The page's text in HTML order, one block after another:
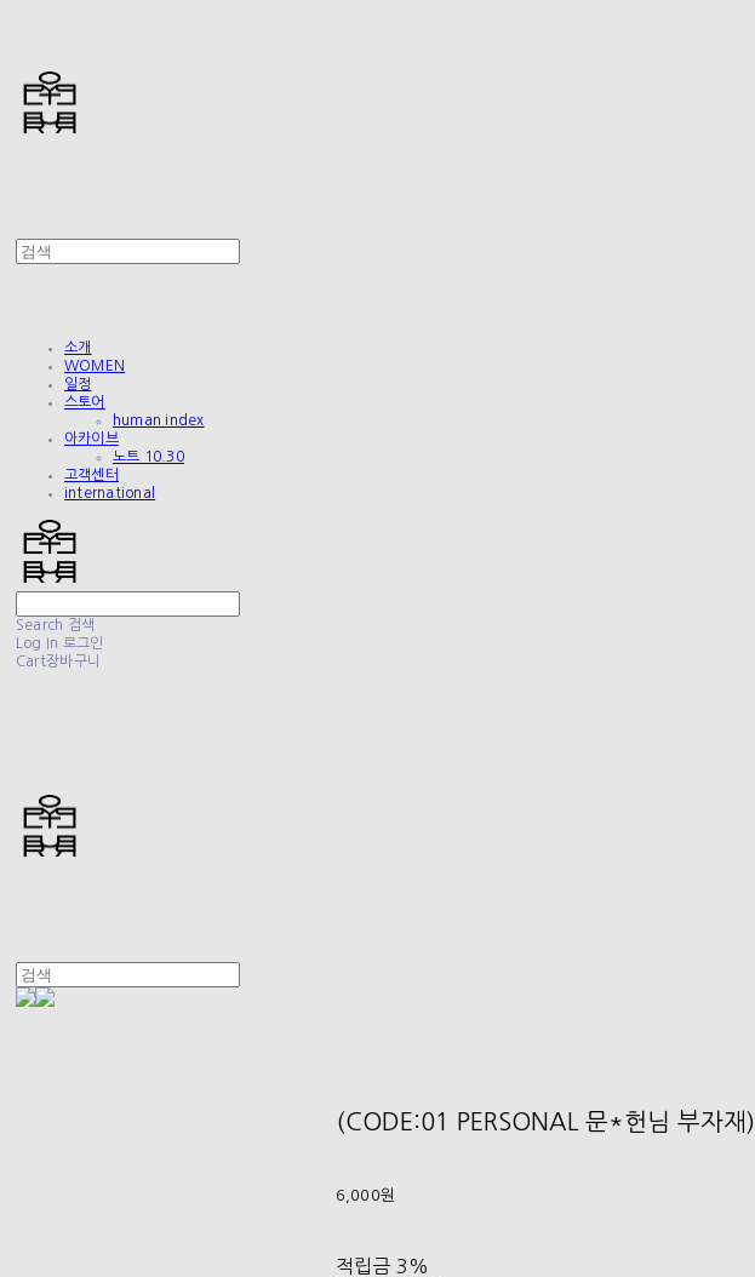
소개
WOMEN
일정
스토어
human index
아카이브
노트 10.30
고객센터
international
Search 검색
Log In 로그인
Cart장바구니
(CODE:01 PERSONAL 문*헌님 부자재)
6,000원
적립금 3%